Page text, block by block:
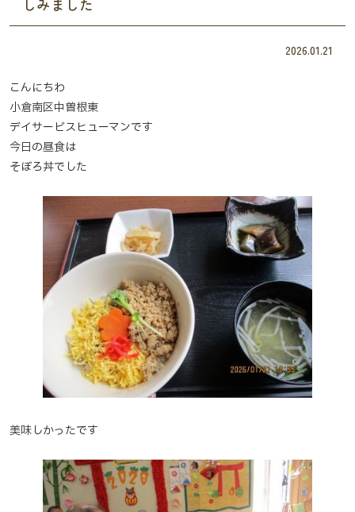
2026.01.21
こんにちわ
小倉南区中曽根東
デイサービスヒューマンです
今日の昼食は
そぼろ丼でした
美味しかったです